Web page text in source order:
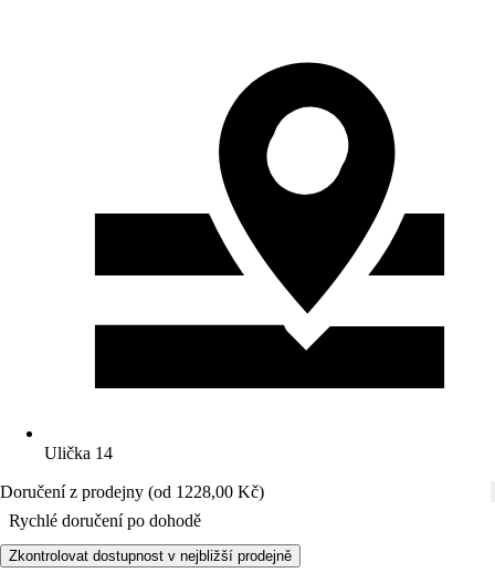
Ulička 14
Doručení z prodejny (od 1228,00 Kč)
Rychlé doručení po dohodě
Zkontrolovat dostupnost v nejbližší prodejně